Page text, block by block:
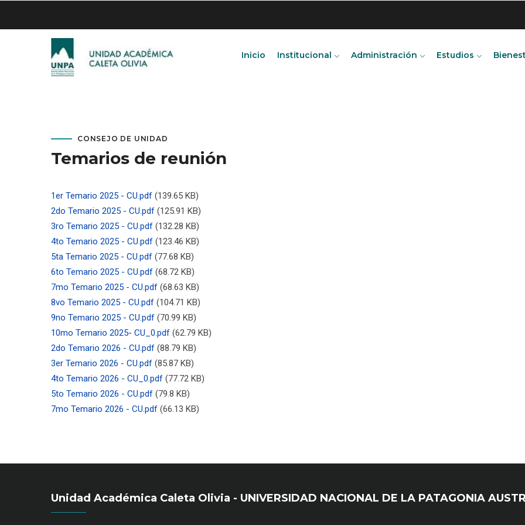
Inicio Institucional Administración Estudios
CONSEJO DE UNIDAD
Temarios de reunión
1er Temario 2025 - CU.pdf (139.65 KB)
2do Temario 2025 - CU.pdf (125.91 KB)
3ro Temario 2025 - CU.pdf (132.28 KB)
4to Temario 2025 - CU.pdf (123.46 KB)
5ta Temario 2025 - CU.pdf (77.68 KB)
6to Temario 2025 - CU.pdf (68.72 KB)
7mo Temario 2025 - CU.pdf (68.63 KB)
8vo Temario 2025 - CU.pdf (104.71 KB)
9no Temario 2025 - CU.pdf (70.99 KB)
10mo Temario 2025- CU_0.pdf (62.79 KB)
2do Temario 2026 - CU.pdf (88.79 KB)
3er Temario 2026 - CU.pdf (85.87 KB)
4to Temario 2026 - CU_0.pdf (77.72 KB)
5to Temario 2026 - CU.pdf (79.8 KB)
7mo Temario 2026 - CU.pdf (66.13 KB)
Unidad Académica Caleta Olivia - UNIVERSIDAD NACIONAL DE LA PATAGONIA